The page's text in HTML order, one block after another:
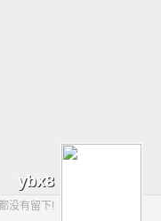
ybx8
没有留下!